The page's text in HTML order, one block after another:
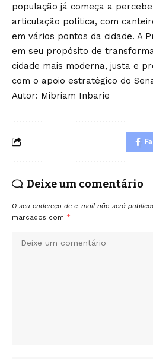
população já começa a
articulação política, com
em vários pontos da cidade. A
em seu propósito de
cidade mais moderna, justa e
com o apoio estratégico do
Autor: Mibriam Inbarie
Deixe um comentário
O seu endereço de e-mail não será
marcados com *